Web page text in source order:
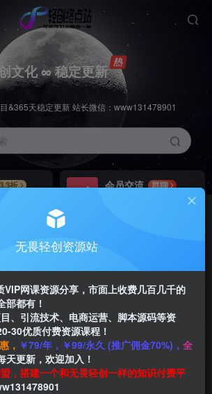
文化 ∞ 稳定更新
&365天稳定更新 站长微信：www131478901
折
会员交流
群聊
70%
免费 正文
无畏轻创资源站
VIP网课资源分享，市面上收费几百几千的
部都有！
、引流技术、电商运营、脚本源码等资
30优质付费资源课程！
， ￥79/年，￥99/永久 (推广佣金70%)， 全
天更新，欢迎加入！
，搭建一个和无畏轻创一样的知识付费平